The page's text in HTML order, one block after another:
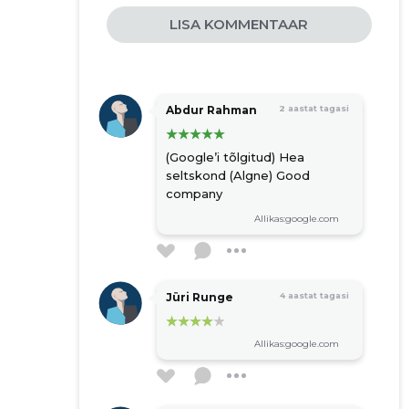
Tartu, Mõisavahe 34b
+372 640 8231
Suletud
SYNLAB Eesti OÜ
Tallinn, Kesklinn, Veerenni 53a
+372 640 8231
Lahtiolekuajad:
Avatud
Tartu, Raatuse 21
LISA KOMMENTAAR
Abdur Rahman 2 aastat tagasi
(Google’i tõlgitud) Hea
seltskond (Algne) Good
company
Allikas:google.com
Jüri Runge 4 aastat tagasi
Allikas:google.com